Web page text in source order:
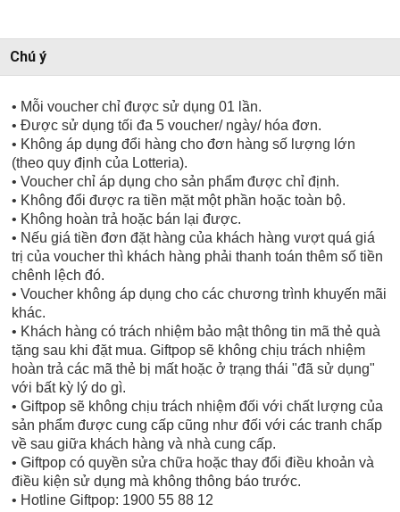
Chú ý
• Mỗi voucher chỉ được sử dụng 01 lần.
• Được sử dụng tối đa 5 voucher/ ngày/ hóa đơn.
• Không áp dụng đổi hàng cho đơn hàng số lượng lớn
(theo quy định của Lotteria).
• Voucher chỉ áp dụng cho sản phẩm được chỉ định.
• Không đổi được ra tiền mặt một phần hoặc toàn bộ.
• Không hoàn trả hoặc bán lại được.
• Nếu giá tiền đơn đặt hàng của khách hàng vượt quá giá
trị của voucher thì khách hàng phải thanh toán thêm số tiền
chênh lệch đó.
• Voucher không áp dụng cho các chương trình khuyến mãi
khác.
• Khách hàng có trách nhiệm bảo mật thông tin mã thẻ quà
tặng sau khi đặt mua. Giftpop sẽ không chịu trách nhiệm
hoàn trả các mã thẻ bị mất hoặc ở trạng thái "đã sử dụng"
với bất kỳ lý do gì.
• Giftpop sẽ không chịu trách nhiệm đối với chất lượng của
sản phẩm được cung cấp cũng như đối với các tranh chấp
về sau giữa khách hàng và nhà cung cấp.
• Giftpop có quyền sửa chữa hoặc thay đổi điều khoản và
điều kiện sử dụng mà không thông báo trước.
• Hotline Giftpop: 1900 55 88 12